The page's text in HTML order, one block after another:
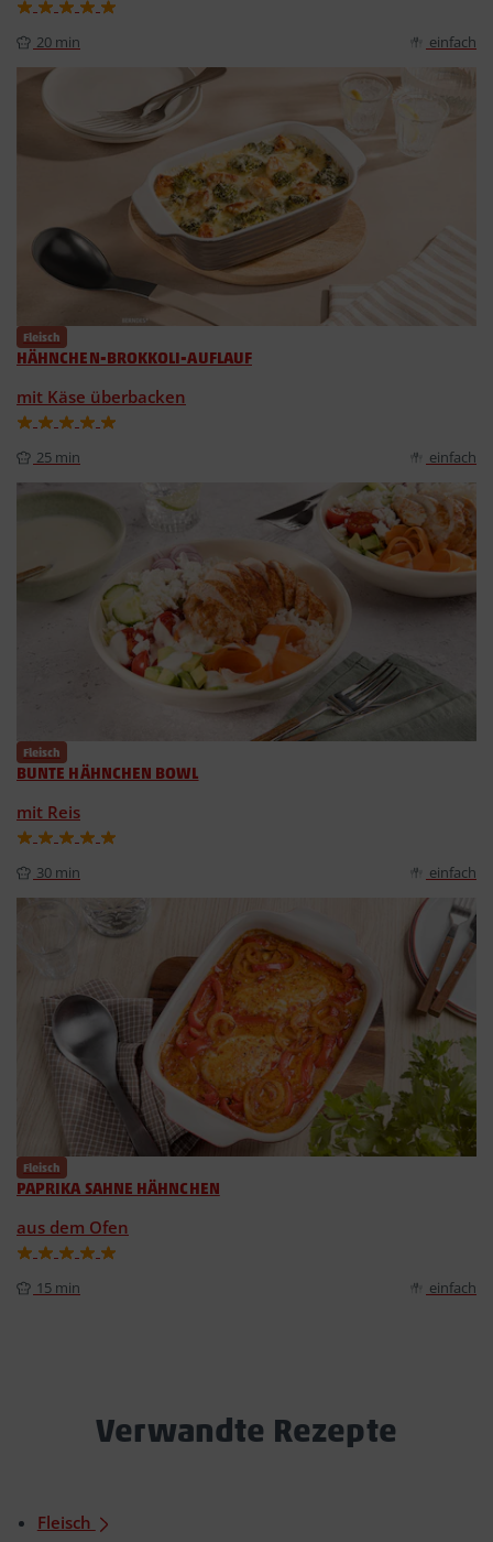
20 min einfach
Fleisch
HÄHNCHEN-BROKKOLI-AUFLAUF
mit Käse überbacken
25 min einfach
Fleisch
BUNTE HÄHNCHEN BOWL
mit Reis
30 min einfach
Fleisch
PAPRIKA SAHNE HÄHNCHEN
aus dem Ofen
15 min einfach
Verwandte Rezepte
Fleisch